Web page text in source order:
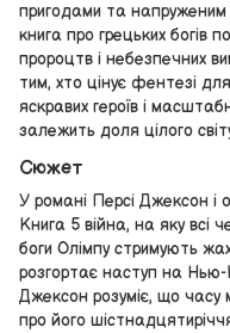
пригодами та
книга про грецьких богів
пророцтв і небезпечних
тим, хто цінує фентезі
яскравих героїв і
залежить доля цілого
Сюжет
У романі Персі Джексон і
Книга 5 війна, на яку всі
боги Олімпу стримують
розгортає наступ на
Джексон розуміє, що
про його